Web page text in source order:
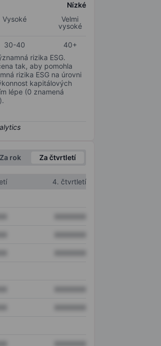
Nízké
Vysoké
Velmi
vysoké
30-40
40+
rizika ESG.
tak, aby pomohla
rizika ESG na úrovni
kapitálových
lépe (0 znamená
Za rok Za čtvrtletí
4. čtvrtletí